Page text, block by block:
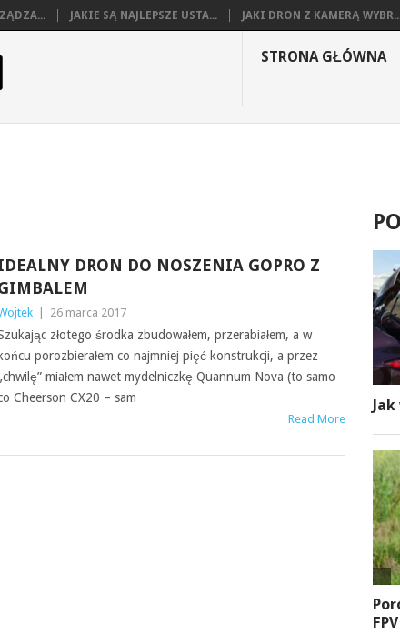
JAKIE SĄ NAJLEPSZE USTA... JAKI DRON Z KAMERĄ
STRONA GŁÓWNA
DRON DO NOSZENIA GOPRO Z
26 marca 2017
złotego środka zbudowałem, przerabiałem, a w
końcu porozbierałem co najmniej pięć konstrukcji, a przez
miałem nawet mydelniczkę Quannum Nova (to samo
Cheerson CX20 – sam
Read More